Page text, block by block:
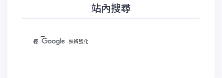
站內搜尋